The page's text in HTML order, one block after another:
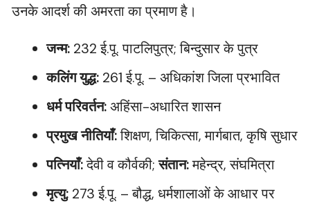
उनके आदर्श की अमरता का प्रमाण है।
जन्म: 232 ई.पू. पाटलिपुत्र; बिन्दुसार के पुत्र
कलिंग युद्ध: 261 ई.पू. – अधिकांश जिला प्रभावित
धर्म परिवर्तन:अहिंसा-अधारित शासन
प्रमुख नीतियाँ:शिक्षण, चिकित्सा, मार्गबात, कृषि सुधार
पत्नियाँ:देवी व कौर्वकी;संतान:महेन्द्र, संघमित्रा
मृत्यु: 273 ई.पू. – बौद्ध, धर्मशालाओं के आधार पर